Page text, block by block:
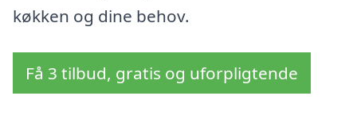
køkken og dine behov.
Få 3 tilbud, gratis og uforpligtende